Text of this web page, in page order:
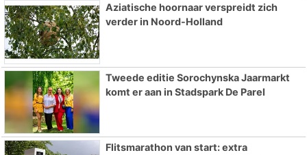
Aziatische hoornaar verspreidt zich
verder in Noord-Holland
Tweede editie Sorochynska Jaarmarkt
komt er aan in Stadspark De Parel
Flitsmarathon van start: extra